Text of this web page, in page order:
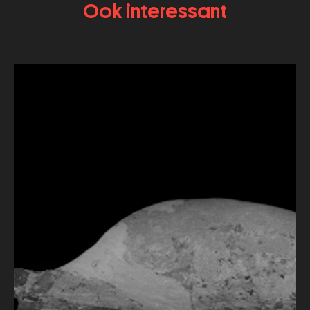
Ook interessant